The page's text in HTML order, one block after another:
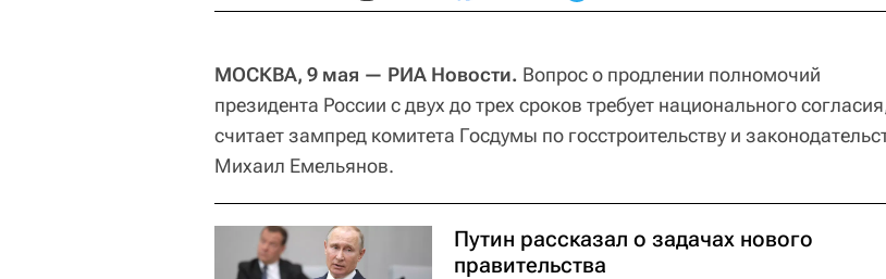
МОСКВА, 9 мая — РИА Новости. Вопрос о продлении полномочий
президента России с двух до трех сроков требует национального
считает зампред комитета Госдумы по госстроительству и
Михаил Емельянов.
Путин рассказал о задачах нового
правительства